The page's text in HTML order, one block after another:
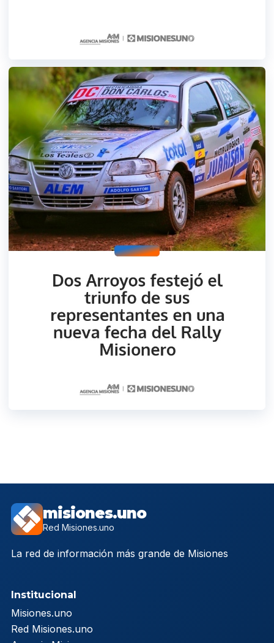
misiones.uno
Red Misiones.uno
La red de información más grande de Misiones
Institucional
Misiones.uno
Red Misiones.uno